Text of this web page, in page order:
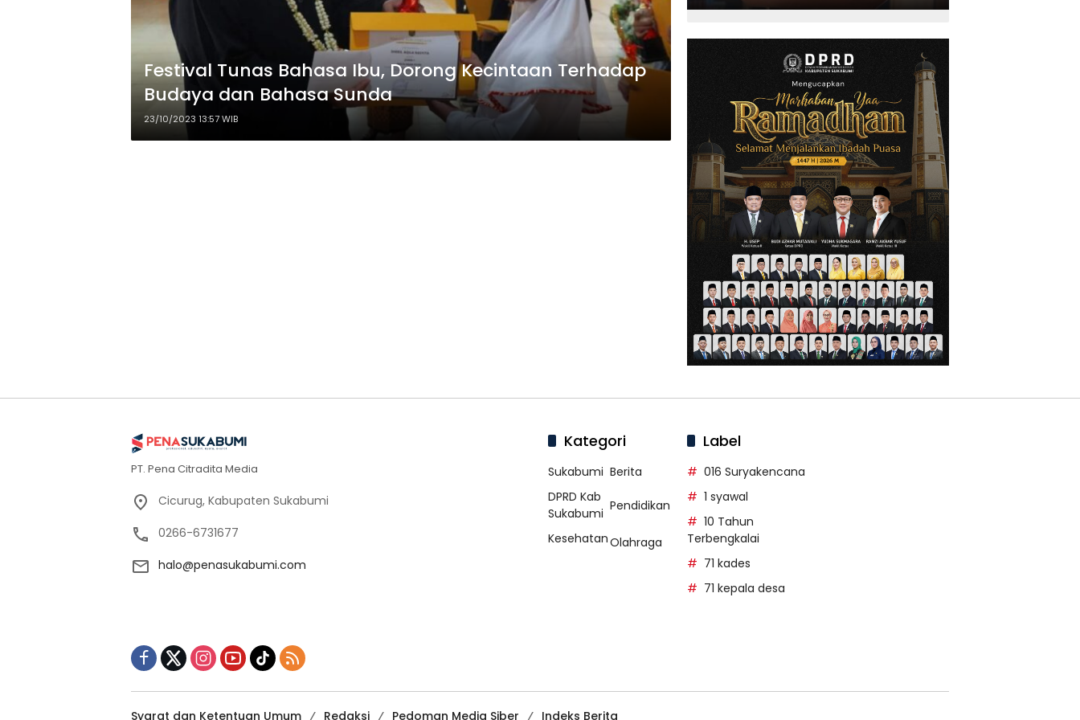
Festival Tunas Bahasa Ibu, Dorong Kecintaan Terhadap
Budaya dan Bahasa Sunda
23/10/2023 13:57 WIB
Kepariwisataan
PT. Pena Citradita Media
Cicurug, Kabupaten Sukabumi
0266-6731677
halo@penasukabumi.com
Kategori
Sukabumi Berita
DPRD Kab
Sukabumi
Pendidikan
KesehatanOlahraga
Label
016 Suryakencana
1 syawal
10 Tahun
Terbengkalai
71 kades
71 kepala desa
Syarat dan Ketentuan Umum Redaksi Pedoman Media Siber Indeks Berita